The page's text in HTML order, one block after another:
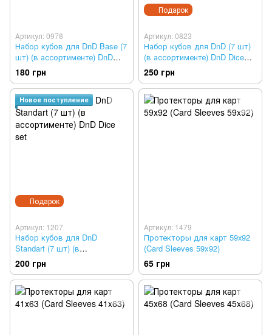
Артикул: 0978
Набор кубов для DnD Base (7
шт) (в ассортименте) DnD
Dice set
180 грн
Подарок
Артикул: 0823
Набор кубов для DnD (7 шт)
(в ассортименте) DnD Dice
set
250 грн
Подарок
Новое поступление
Артикул: 1207
Набор кубов для DnD
Standart (7 шт) (в
ассортименте) DnD Dice set
200 грн
Артикул: 1479
Протекторы для карт 59х92
(Card Sleeves 59x92)
65 грн